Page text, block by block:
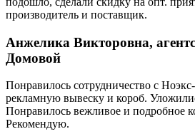
производитель и поставщик.
Анжелика Викторовна,
Домовой
Понравилось сотрудничество с
рекламную вывеску и короб.
Понравилось вежливое и подробное
Рекомендую.